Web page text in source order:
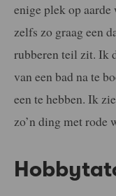
enige plek op
zelfs zo graag een
rubberen teil zit. Ik
van een bad na te
een te hebben. Ik
zo’n ding met rode